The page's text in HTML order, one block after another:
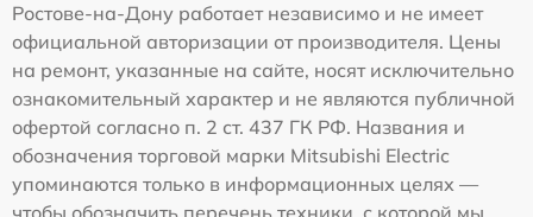
Ростове-на-Дону работает независимо и не имеет
официальной авторизации от производителя. Цены
на ремонт, указанные на сайте, носят исключительно
ознакомительный характер и не являются публичной
офертой согласно п. 2 ст. 437 ГК РФ. Названия и
обозначения торговой марки Mitsubishi Electric
упоминаются только в информационных целях —